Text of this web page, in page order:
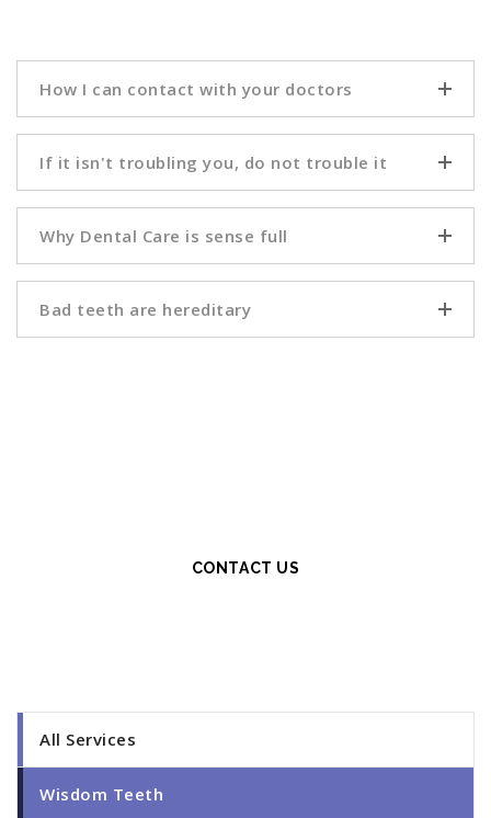
How I can contact with your doctors
If it isn't troubling you, do not trouble it
Why Dental Care is sense full
Bad teeth are hereditary
CONTACT US
All Services
Wisdom Teeth